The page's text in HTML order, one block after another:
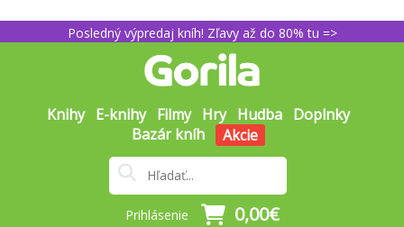
Posledný výpredaj kníh! Zľavy až do 80% tu =>
Knihy E-knihy Filmy Hry Hudba Doplnky
Bazár kníh
Akcie
Prihlásenie 0,00€